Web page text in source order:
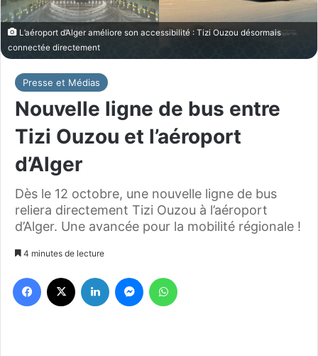
L’aéroport d’Alger améliore son accessibilité : Tizi Ouzou désormais
connectée directement
Presse et Médias
Nouvelle ligne de bus entre
Tizi Ouzou et l’aéroport
d’Alger
Dès le 12 octobre, une nouvelle ligne de bus
reliera directement Tizi Ouzou à l’aéroport
d’Alger. Une avancée pour la mobilité régionale !
4 minutes de lecture